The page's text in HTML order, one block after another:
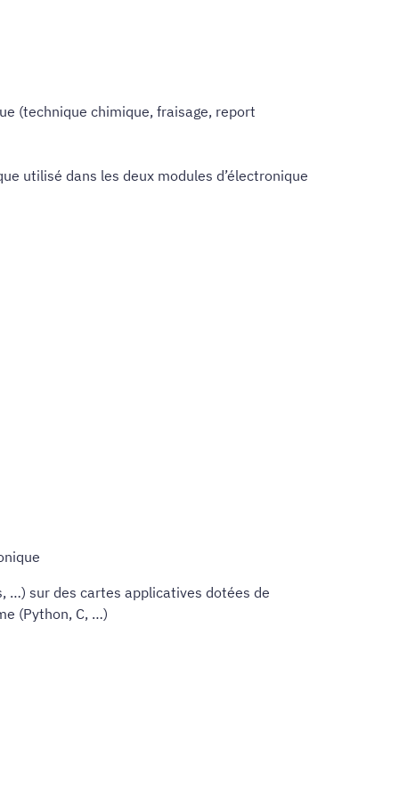
(technique chimique, fraisage, report
utilisé dans les deux modules d’électronique
…) sur des cartes applicatives dotées de
(Python, C, …)